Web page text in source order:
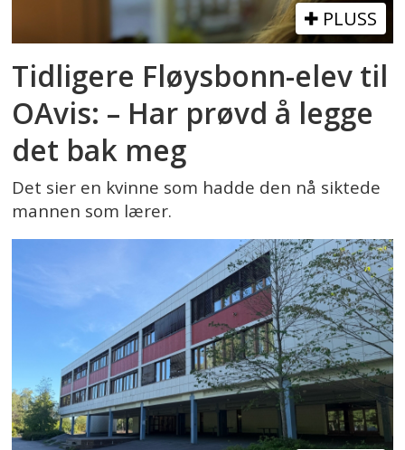
PLUSS
Tidligere Fløysbonn-elev til
OAvis: – Har prøvd å legge
det bak meg
Det sier en kvinne som hadde den nå siktede
mannen som lærer.